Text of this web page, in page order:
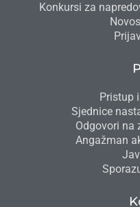
Konkursi za
Pristup
Sjednice
Odgovori na
Angažman